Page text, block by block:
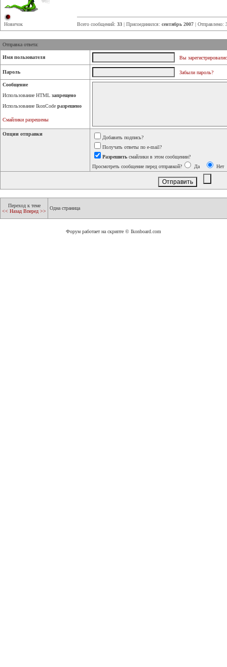
Новичок Всего сообщений: 33 | Присоединился: сентябрь 2007 | Отправлено:
Отправка ответа:
Имя пользователя Вы
Пароль Забыли пароль?
Сообщение
Использование HTML запрещено
Использование IkonCode разрешено
Смайлики разрешены
Опции отправки
Добавить подпись?
Получать ответы по e-mail?
Разрешить смайлики в этом сообщении?
Просмотреть сообщение перед отправкой?
Да Нет
Переход к теме
<< Назад Вперед >>
Одна страница
Форум работает на скрипте © Ikonboard.com